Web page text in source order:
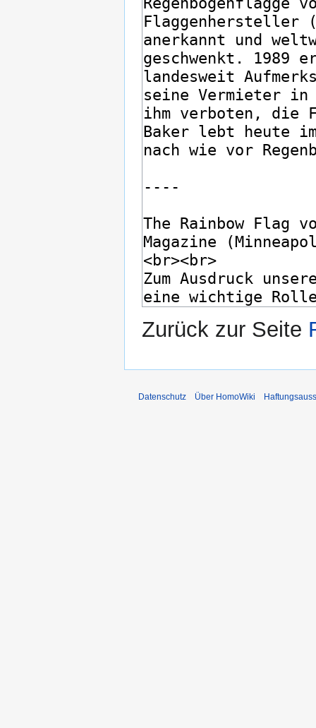
Zurück zur Seite
Datenschutz Über HomoWiki